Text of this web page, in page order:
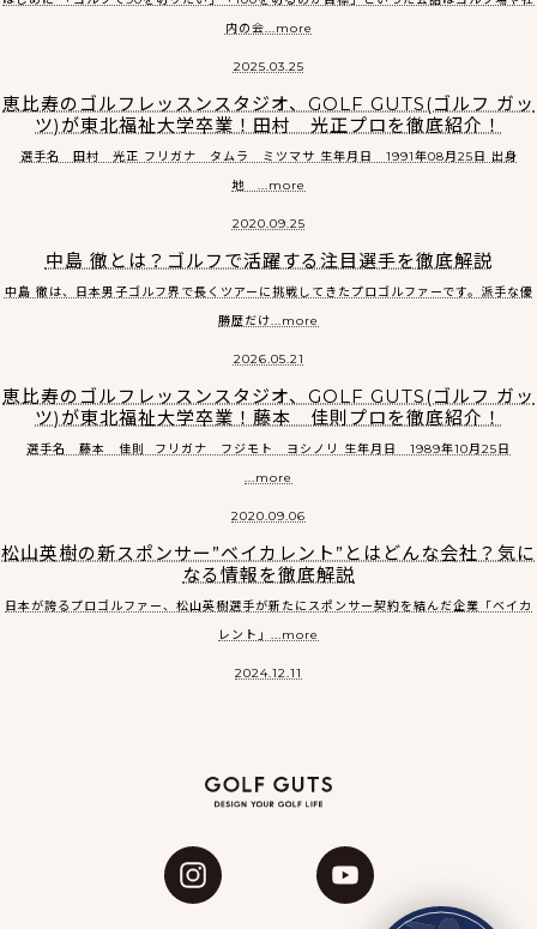
内の会...more
2025.03.25
恵比寿のゴルフレッスンスタジオ、GOLF GUTS(ゴルフ ガッ
ツ)が東北福祉大学卒業！田村 光正プロを徹底紹介！
選手名 田村 光正 フリガナ タムラ ミツマサ 生年月日 1991年08月25日 出身
地 ...more
2020.09.25
中島 徹とは？ゴルフで活躍する注目選手を徹底解説
中島 徹は、日本男子ゴルフ界で長くツアーに挑戦してきたプロゴルファーです。派手な優
勝歴だけ...more
2026.05.21
恵比寿のゴルフレッスンスタジオ、GOLF GUTS(ゴルフ ガッ
ツ)が東北福祉大学卒業！藤本 佳則プロを徹底紹介！
選手名 藤本 佳則 フリガナ フジモト ヨシノリ 生年月日 1989年10月25日
...more
2020.09.06
松山英樹の新スポンサー”ベイカレント”とはどんな会社？気に
なる情報を徹底解説
日本が誇るプロゴルファー、松山英樹選手が新たにスポンサー契約を結んだ企業「ベイカ
レント」...more
2024.12.11